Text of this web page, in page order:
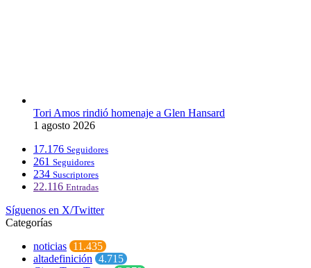
Tori Amos rindió homenaje a Glen Hansard
1 agosto 2026
17.176 Seguidores
261 Seguidores
234 Suscriptores
22.116 Entradas
Síguenos en X/Twitter
Categorías
noticias 11.435
altadefinición 4.715